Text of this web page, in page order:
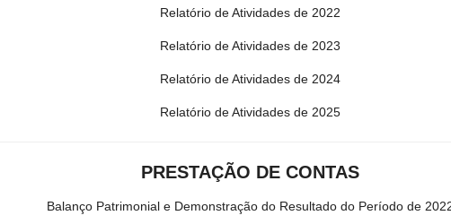
Relatório de Atividades de 2022
Relatório de Atividades de 2023
Relatório de Atividades de 2024
Relatório de Atividades de 2025
PRESTAÇÃO DE CONTAS
Balanço Patrimonial e Demonstração do Resultado do Período de